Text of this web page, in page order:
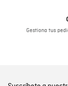
Gestiona tus